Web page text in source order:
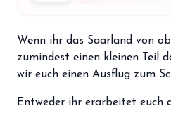
groups Entdecker Crew
Wenn ihr das Saarland von
zumindest einen kleinen Teil
wir euch einen Ausflug zum
Entweder ihr erarbeitet euch